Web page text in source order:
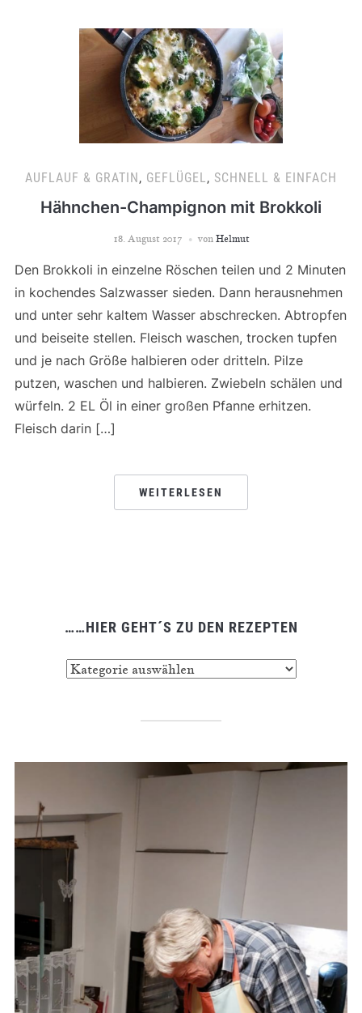
……HIER GEHT´S ZU DEN REZEPTEN
AUFLAUF & GRATIN, GEFLÜGEL , SCHNELL & EINFACH
Hähnchen-Champignon mit Brokkoli
18. August 2017 von Helmut
Den Brokkoli in einzelne Röschen teilen und 2 Minuten
in kochendes Salzwasser sieden. Dann herausnehmen
und unter sehr kaltem Wasser abschrecken. Abtropfen
und beiseite stellen. Fleisch waschen, trocken tupfen
und je nach Größe halbieren oder dritteln. Pilze
putzen, waschen und halbieren. Zwiebeln schälen und
würfeln. 2 EL Öl in einer großen Pfanne erhitzen.
Fleisch darin […]
WEITERLESEN